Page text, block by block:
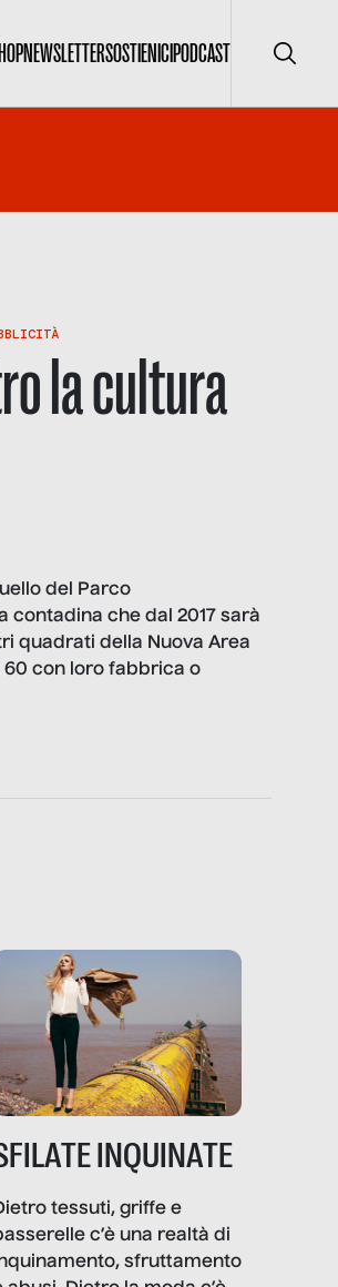
NEWSLETTERSOSTIENICIPODCAST Cerca
la cultura
del Parco
contadina che dal 2017 sarà
quadrati della Nuova Area
con loro fabbrica o
INQUINATE
tessuti, griffe e
c’è una realtà di
sfruttamento